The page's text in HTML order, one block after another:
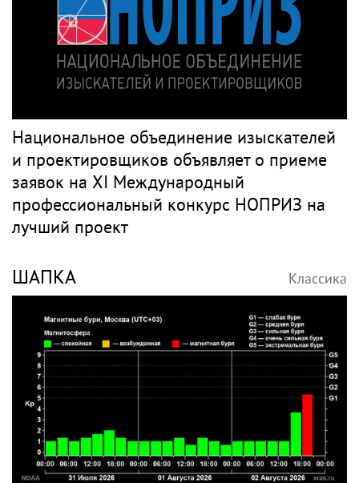
Национальное объединение изыскателей
и проектировщиков объявляет о приеме
заявок на XI Международный
профессиональный конкурс НОПРИЗ на
лучший проект
ШАПКА Классика